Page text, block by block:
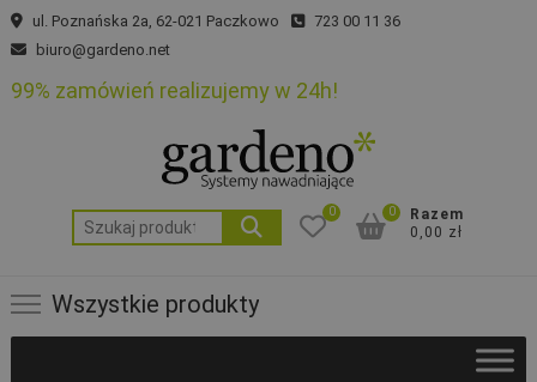
Skip
to
ul. Poznańska 2a, 62-021 Paczkowo
723 00 11 36
biuro@gardeno.net
99% zamówień realizujemy w 24h!
Szukaj:
0
Razem
0,00 zł
0
Wszystkie produkty